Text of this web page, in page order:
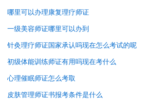
哪里可以办理康复理疗师证
一级美容师证哪里可以办到
针灸理疗师证国家承认吗现在怎么考试的呢
初级体能训练师证有用吗现在考什么
心理催眠师证怎么考取
皮肤管理师证书报考条件是什么